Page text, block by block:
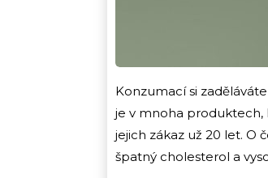
Konzumací si
je v mnoha produktech,
jejich zákaz už 20 let. O
špatný cholesterol a